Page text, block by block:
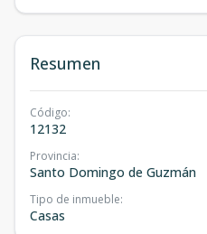
Resumen
Código:
12132
Provincia:
Santo Domingo de Guzmán
Tipo de inmueble:
Casas